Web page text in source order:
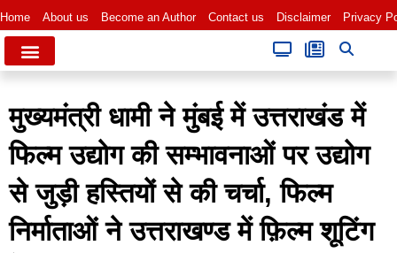
Home About us Become an Author Contact us Disclaimer Privacy
मुख्यमंत्री धामी ने मुंबई में उत्तराखंड में
फिल्म उद्योग की सम्भावनाओं पर उद्योग
से जुड़ी हस्तियों से की चर्चा, फिल्म
निर्माताओं ने उत्तराखण्ड में फ़िल्म शूटिंग